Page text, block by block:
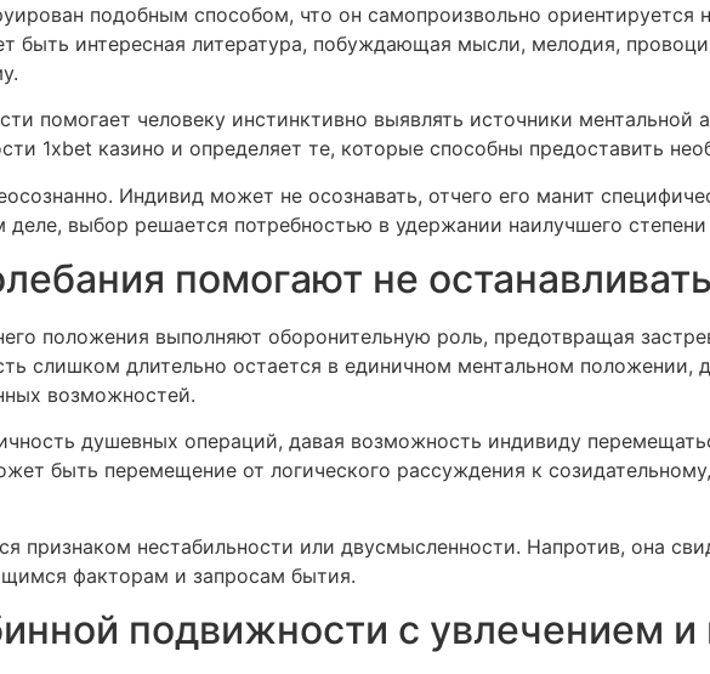
подобным способом, что он самопроизвольно
быть интересная литература, побуждающая мысли, мелодия,
помогает человеку инстинктивно выявлять источники
1xbet казино и определяет те, которые способны предоставить
Индивид может не осознавать, отчего его манит
выбор решается потребностью в удержании наилучшего
помогают не
положения выполняют оборонительную роль, предотвращая
слишком длительно остается в единичном ментальном
возможностей.
душевных операций, давая возможность индивиду
быть перемещение от логического рассуждения к
признаком нестабильности или двусмысленности. Напротив, она
факторам и запросам бытия.
подвижности с увлечением